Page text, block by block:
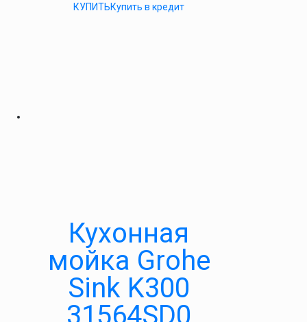
КУПИТЬКупить в кредит
Кухонная
мойка Grohe
Sink K300
31564SD0